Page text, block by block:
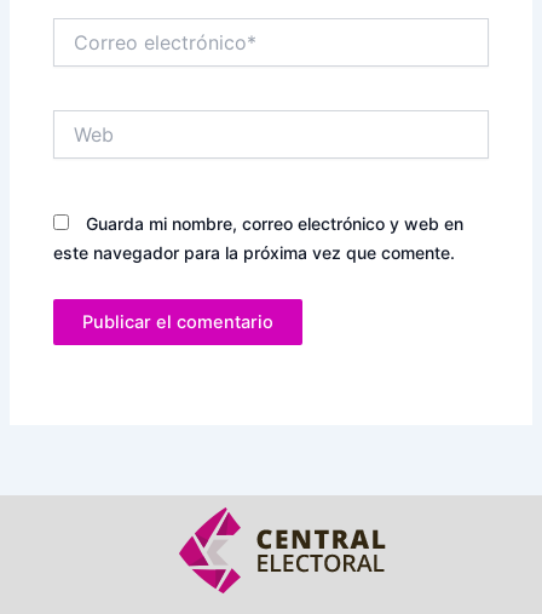
electrónico*
Guarda mi nombre, correo electrónico y web en
este navegador para la próxima vez que comente.